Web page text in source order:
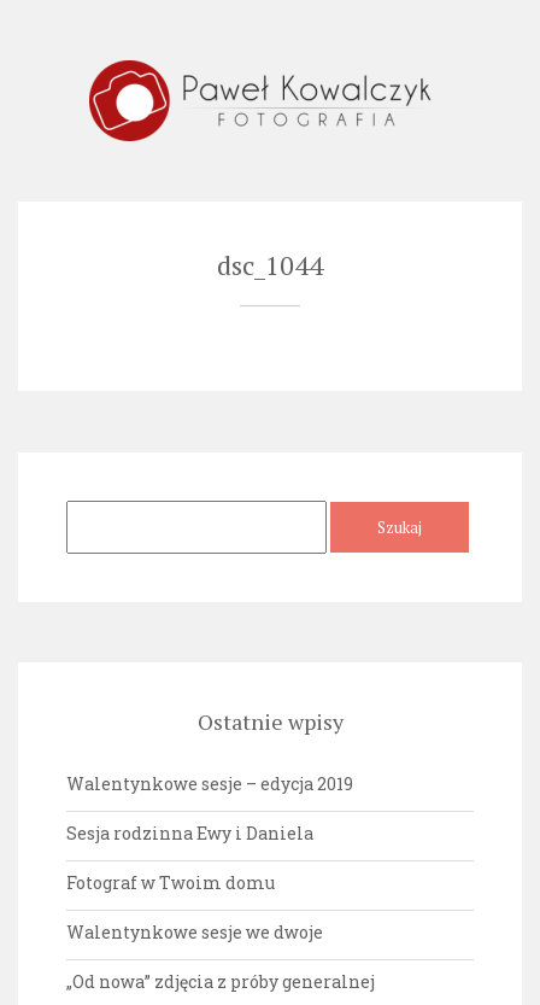
dsc_1044
Ostatnie wpisy
Walentynkowe sesje – edycja 2019
Sesja rodzinna Ewy i Daniela
Fotograf w Twoim domu
Walentynkowe sesje we dwoje
„Od nowa” zdjęcia z próby generalnej